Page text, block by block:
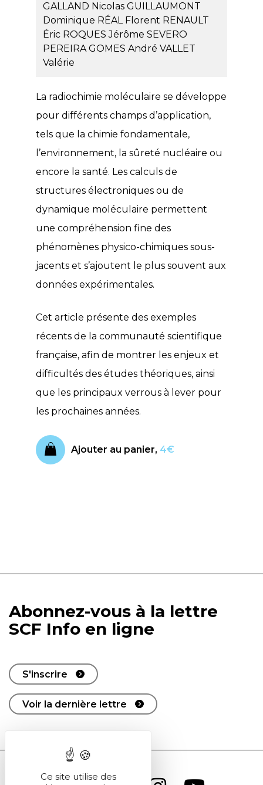
GALLAND Nicolas GUILLAUMONT
Dominique RÉAL Florent RENAULT
Éric ROQUES Jérôme SEVERO
PEREIRA GOMES André VALLET
Valérie
La radiochimie moléculaire se développe
pour différents champs d’application,
tels que la chimie fondamentale,
l’environnement, la sûreté nucléaire ou
encore la santé. Les calculs de
structures électroniques ou de
dynamique moléculaire permettent
une compréhension fine des
phénomènes physico-chimiques sous-
jacents et s’ajoutent le plus souvent aux
données expérimentales.
Cet article présente des exemples
récents de la communauté scientifique
française, afin de montrer les enjeux et
difficultés des études théoriques, ainsi
que les principaux verrous à lever pour
les prochaines années.
Ajouter au panier, 4€
Abonnez-vous à la lettre
SCF Info en ligne
S'inscrire
Voir la dernière lettre
Ce site utilise des